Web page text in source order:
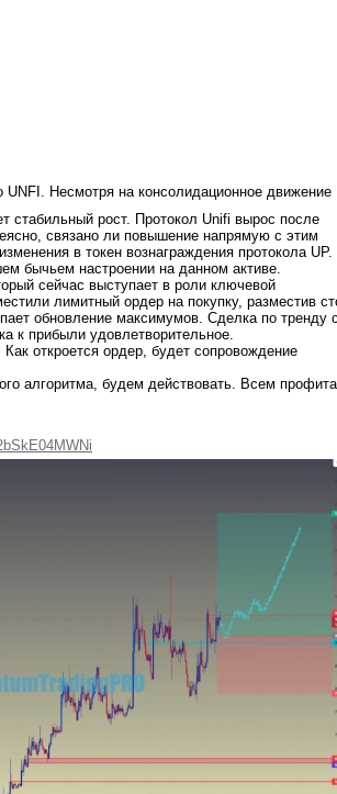
Несмотря на консолидационное движение
стабильный рост. Протокол Unifi вырос после
связано ли повышение напрямую с этим
в токен вознаграждения протокола UP.
бычьем настроении на данном активе.
сейчас выступает в роли ключевой
лимитный ордер на покупку, разместив
обновление максимумов. Сделка по тренду
к прибыли удовлетворительное.
откроется ордер, будет сопровождение
алгоритма, будем действовать. Всем